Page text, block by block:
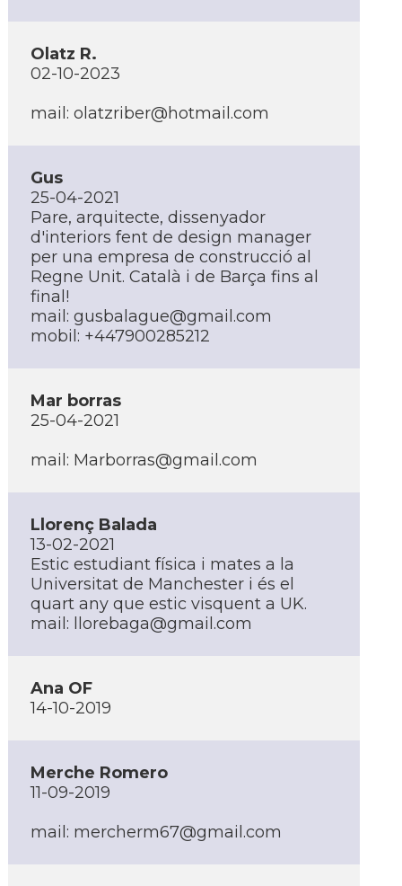
Olatz R.
02-10-2023
mail: olatzriber@hotmail.com
Gus
25-04-2021
Pare, arquitecte, dissenyador
d'interiors fent de design manager
per una empresa de construcció al
Regne Unit. Català i de Barça fins al
final!
mail: gusbalague@gmail.com
mobil: +447900285212
Mar borras
25-04-2021
mail: Marborras@gmail.com
Llorenç Balada
13-02-2021
Estic estudiant física i mates a la
Universitat de Manchester i és el
quart any que estic visquent a UK.
mail:
llorebaga@gmail.com
Ana OF
14-10-2019
Merche Romero
11-09-2019
mail: mercherm67@gmail.com